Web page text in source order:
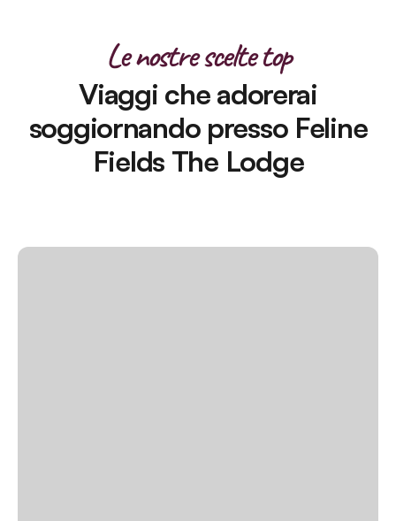
Le nostre scelte top
Viaggi che adorerai
soggiornando presso Feline
Fields The Lodge